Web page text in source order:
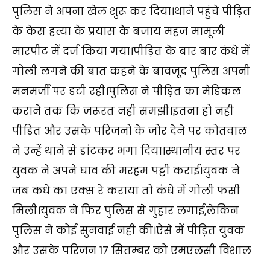
पुलिस ने अपना खेल शुरू कर दिया।थाने पहुंचे पीड़ित
के केस हत्या के प्रयास के बजाय महज मामूली
मारपीट में दर्ज किया गया।पीड़ित के बार बार कंधे में
गोली लगने की बात कहने के बावजूद पुलिस अपनी
मनमर्जी पर डटी रही।पुलिस ने पीड़ित का मेडिकल
कराने तक कि जरूरत नही समझी।इतना हो नही
पीड़ित और उसके परिजनों के जोर देने पर कोतवाल
ने उन्हें थाने से डांटकर भगा दिया।स्थानीय स्तर पर
युवक ने अपने घाव की मरहम पट्टी कराई।युवक ने
जब कंधे का एक्स रे कराया तो कंधे में गोली फंसी
मिली।युवक ने फिर पुलिस से गुहार लगाई,लेकिन
पुलिस ने कोई सुनवाई नही की।ऐसे में पीड़ित युवक
और उसके परिजन 17 सितम्बर को एमएलसी विशाल